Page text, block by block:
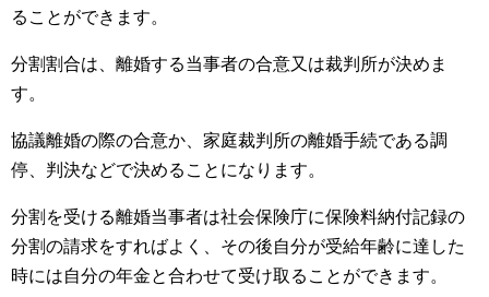
ることができます。
分割割合は、離婚する当事者の合意又は裁判所が決めま
す。
協議離婚の際の合意か、家庭裁判所の離婚手続である調
停、判決などで決めることになります。
分割を受ける離婚当事者は社会保険庁に保険料納付記録の
分割の請求をすればよく、その後自分が受給年齢に達した
時には自分の年金と合わせて受け取ることができます。